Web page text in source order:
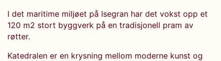
I det maritime miljøet på Isegran har det vokst opp et
120 m2 stort byggverk på en tradisjonell pram av
røtter.
Katedralen er en krysning mellom moderne kunst og